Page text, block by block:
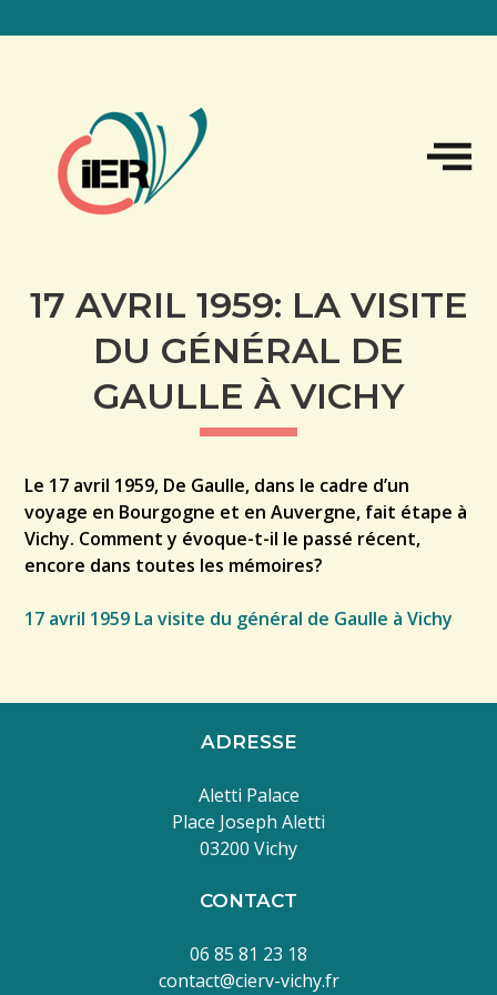
to
17 AVRIL 1959: LA VISITE
DU GÉNÉRAL DE
GAULLE À VICHY
Le 17 avril 1959, De Gaulle, dans le cadre d’un
voyage en Bourgogne et en Auvergne, fait étape à
Vichy. Comment y évoque-t-il le passé récent,
encore dans toutes les mémoires?
17 avril 1959 La visite du général de Gaulle à Vichy
ADRESSE
Aletti Palace
Place Joseph Aletti
03200 Vichy
CONTACT
06 85 81 23 18
contact@cierv-vichy.fr